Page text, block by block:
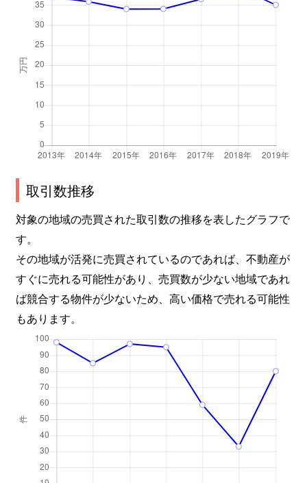
取引数推移
対象の地域の売買された取引数の推移を表したグラフで
す。
その地域が活発に売買されているのであれば、不動産が
すぐに売れる可能性があり、売買数が少ない地域であれ
ば競合する物件が少ないため、高い価格で売れる可能性
もあります。